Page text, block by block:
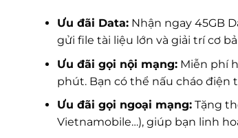
Ưu đãi Data:Nhận ngay 45GB
gửi file tài liệu lớn và giải trí cơ
Ưu đãi gọi nội mạng:Miễn phí
phút. Bạn có thể nấu cháo
Ưu đãi gọi ngoại mạng:Tặng
Vietnamobile…), giúp bạn linh